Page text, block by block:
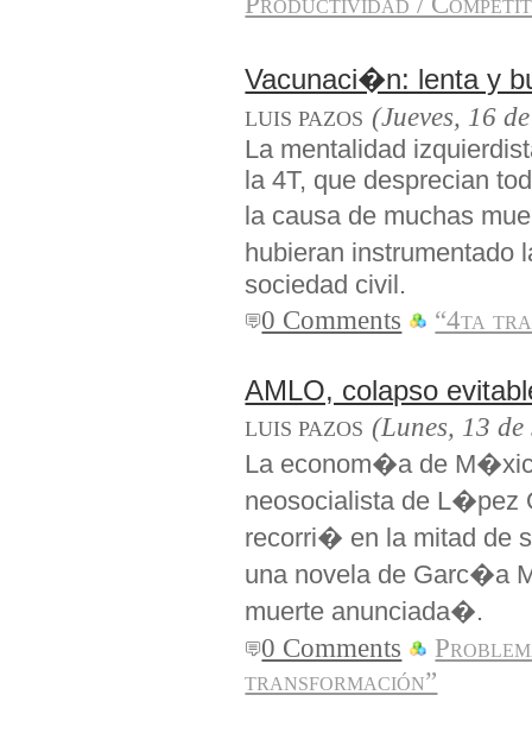
Vacunaci�n: lenta y
LUIS PAZOS (Jueves, 16
La mentalidad
la 4T, que desprecian
la causa de muchas
hubieran
sociedad civil.
0 Comments “4ta
AMLO, colapso
LUIS PAZOS (Lunes, 13
La econom�a de
neosocialista de L�pez
recorri� en la mitad de
una novela de Garc�a
muerte anunciada�.
0 Comments
transformación”